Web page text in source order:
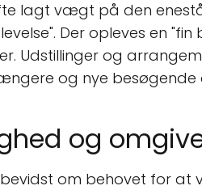
lagt vægt på den
Der opleves en
Udstillinger og
og nye besøgende
og
om behovet for